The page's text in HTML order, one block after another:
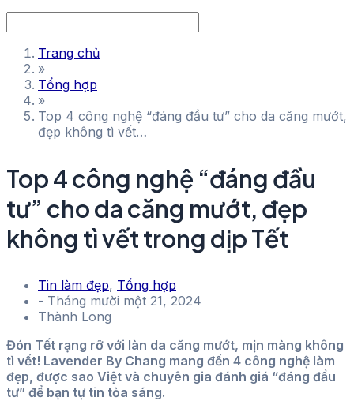
Trang chủ
»
Tổng hợp
»
Top 4 công nghệ “đáng đầu tư” cho da căng mướt,
đẹp không tì vết…
Top 4 công nghệ “đáng đầu
tư” cho da căng mướt, đẹp
không tì vết trong dịp Tết
Tin làm đẹp, Tổng hợp
- Tháng mười một 21, 2024
Thành Long
Đón Tết rạng rỡ với làn da căng mướt, mịn màng không
tì vết! Lavender By Chang mang đến 4 công nghệ làm
đẹp, được sao Việt và chuyên gia đánh giá “đáng đầu
tư” để bạn tự tin tỏa sáng.